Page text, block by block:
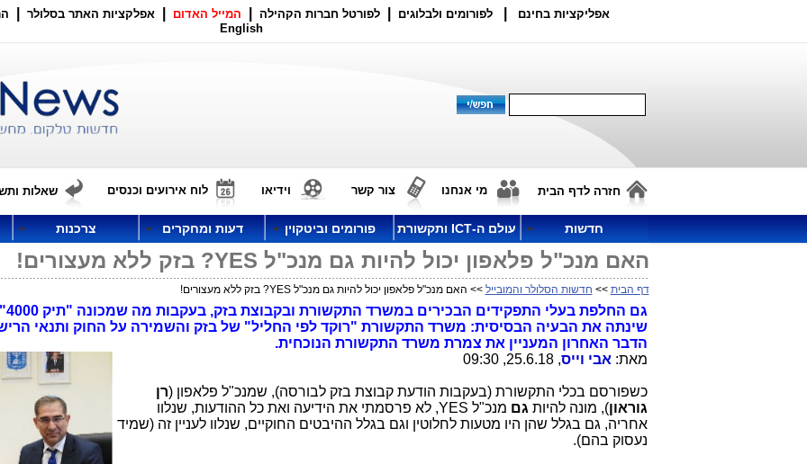
אפליקציות בחינם לפורומים ולבלוגים לפורטל חברות הקהילה המייל האדום אפלקציות האתר בסלולר
English
חזרה לדף הבית מי אנחנו צור קשר וידיאו לוח אירועים וכנסים שאלות
חדשות עולם ה-ICT ותקשורת פורומים וביטקוין דעות ומחקרים צרכנות
האם מנכ"ל פלאפון יכול להיות גם מנכ"ל YES? בזק ללא מעצורים!
דף הבית >> חדשות הסלולר והמובייל >> האם מנכ"ל פלאפון יכול להיות גם מנכ"ל YES? בזק ללא מעצורים!
גם החלפת
שינתה את הבעיה הבסיסית: משרד התקשורת "רוקד לפי החליל" של בזק והשמירה על החוק ותנאי
הדבר האחרון המעניין את צמרת משרד התקשורת הנוכחית.
מאת: אבי וייס, 25.6.18, 09:30
כשפורסם בכלי התקשורת (בעקבות הודעת קבוצת בזק לבורסה), שמנכ"ל פלאפון (רן
גוראון), מונה להיות גם
מנכ"ל YES, לא פרסמתי את הידיעה ואת כל ההודעות, שנלוו
אחריה, גם בגלל שהן היו מטעות לחלוטין וגם בגלל ההיבטים החוקיים, שנלוו לעניין זה (שמיד
נעסוק בהם).